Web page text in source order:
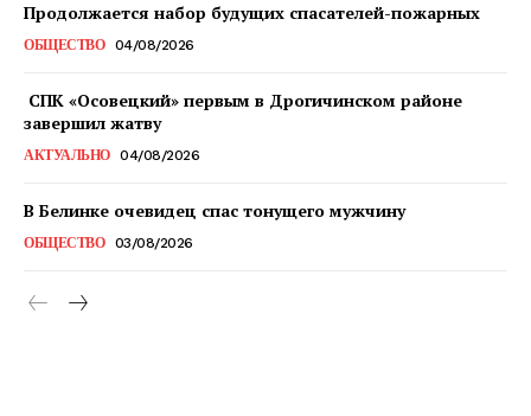
"Драгічынскі Веснік"
ПОДПИСАТЬСЯ
Продолжается набор будущих спасателей-пожарных
ОБЩЕСТВО 04/08/2026
СПК «Осовецкий» первым в Дрогичинском районе
завершил жатву
АКТУАЛЬНО 04/08/2026
В Белинке очевидец спас тонущего мужчину
ОБЩЕСТВО 03/08/2026